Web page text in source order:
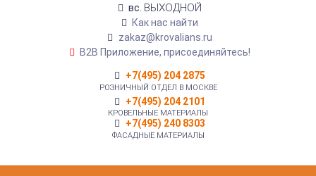
вс. ВЫХОДНОЙ
Как нас найти
zakaz@krovalians.ru
B2B Приложение, присоединяйтесь!
+7(495) 204 2875
РОЗНИЧНЫЙ ОТДЕЛ В МОСКВЕ
+7(495) 204 2101
КРОВЕЛЬНЫЕ МАТЕРИАЛЫ
+7(495) 240 8303
ФАСАДНЫЕ МАТЕРИАЛЫ